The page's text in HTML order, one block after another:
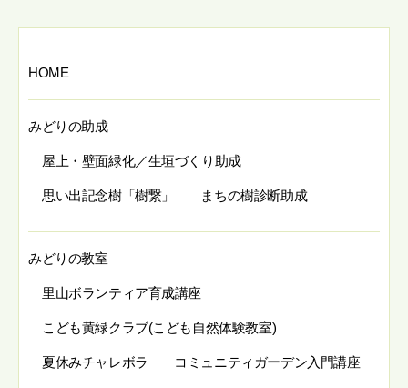
HOME
みどりの助成
屋上・壁面緑化／生垣づくり助成
思い出記念樹「樹繋」 まちの樹診断助成
みどりの教室
里山ボランティア育成講座
こども黄緑クラブ(こども自然体験教室)
夏休みチャレボラ コミュニティガーデン入門講座